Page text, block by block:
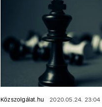
Közszolgálat.hu 2020.05.24. 23:04